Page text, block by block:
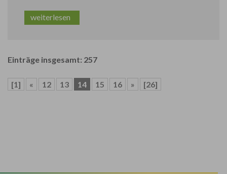
weiterlesen
Einträge insgesamt: 257
[1] « 12 13 14 15 16 » [26]